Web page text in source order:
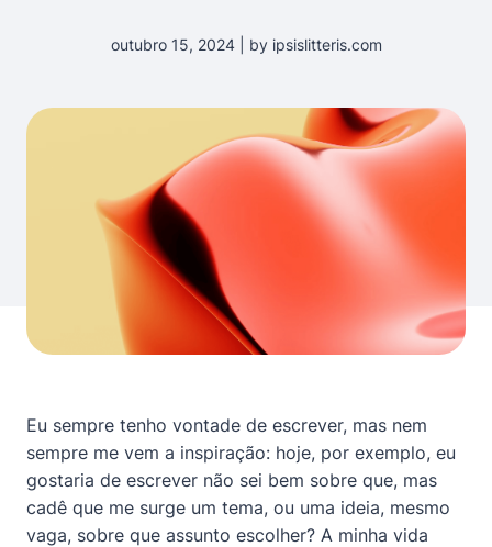
outubro 15, 2024 | by ipsislitteris.com
Eu sempre tenho vontade de escrever, mas nem
sempre me vem a inspiração: hoje, por exemplo, eu
gostaria de escrever não sei bem sobre que, mas
cadê que me surge um tema, ou uma ideia, mesmo
vaga, sobre que assunto escolher? A minha vida